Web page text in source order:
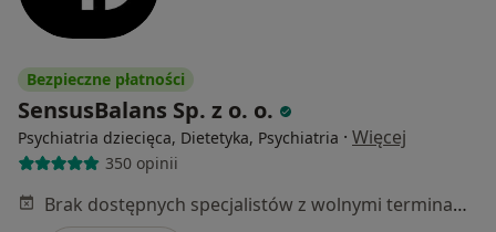
Bezpieczne płatności
SensusBalans Sp. z o. o.
Psychiatria dziecięca, Dietetyka, Psychiatria · Więcej
350 opinii
Brak dostępnych specjalistów z wolnymi terminami w tym centrum medycznym.